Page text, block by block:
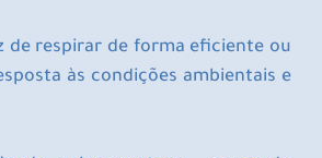
de respirar de forma eficiente ou
às condições ambientais e